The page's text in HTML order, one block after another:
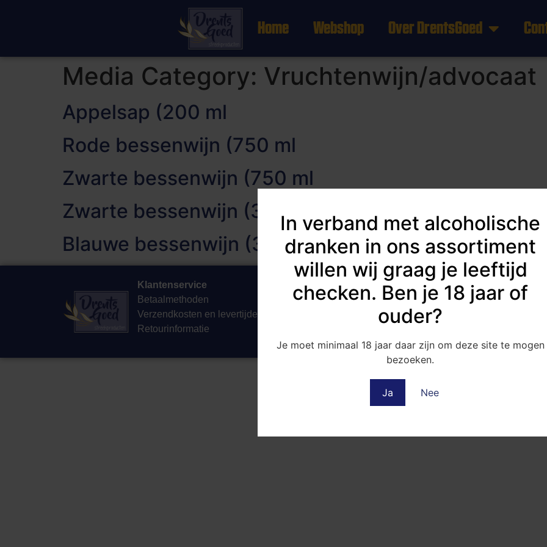
In verband met alcoholische
dranken in ons assortiment
willen wij graag je leeftijd
checken. Ben je 18 jaar of
ouder?
Je moet minimaal 18 jaar daar zijn om deze site te mogen
bezoeken.
Ja Nee
Home Webshop Over DrentsGoed
Media Category: Vruchtenwijn/advocaat
Appelsap (200 ml
Rode bessenwijn (750 ml
Zwarte bessenwijn (750 ml
Zwarte bessenwijn (375 ml
Blauwe bessenwijn (375 ml
Klantenservice
Betaalmethoden
Verzendkosten en levertijden
Retourinformatie
Algemene voorwaarden
Privacybeleid